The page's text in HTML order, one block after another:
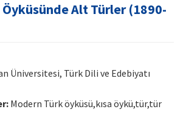
2667-8713
Alt Türler (1890-
Üniversitesi, Türk Dili ve Edebiyatı
Modern Türk öyküsü,kısa öykü,tür,tür